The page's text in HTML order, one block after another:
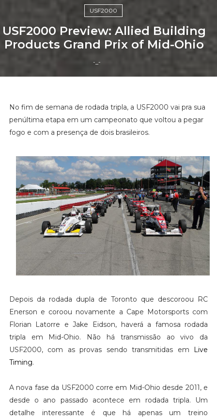
USF2000
USF2000 Preview: Allied Building
Products Grand Prix of Mid-Ohio
-_-
No fim de semana de rodada tripla, a USF2000 vai pra sua
penúltima etapa em um campeonato que voltou a pegar
fogo e com a presença de dois brasileiros.
Depois da rodada dupla de Toronto que descoroou RC
Enerson e coroou novamente a Cape Motorsports com
Florian Latorre e Jake Eidson, haverá a famosa rodada
tripla em Mid-Ohio. Não há transmissão ao vivo da
USF2000, com as provas sendo transmitidas em Live
Timing.
A nova fase da USF2000 corre em Mid-Ohio desde 2011, e
desde o ano passado acontece em rodada tripla. Um
detalhe interessante é que há apenas um treino